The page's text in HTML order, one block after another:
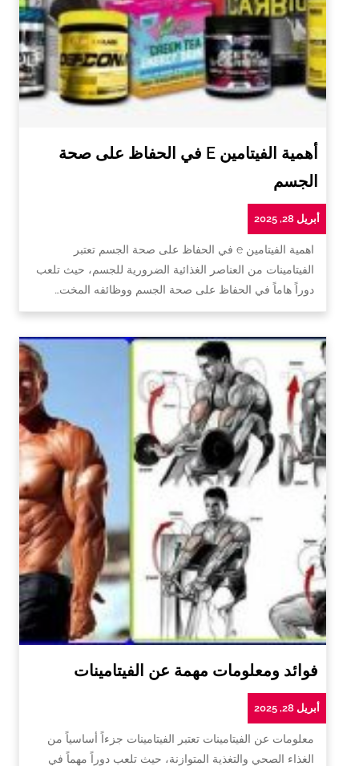
أهمية الفيتامين E في الحفاظ على صحة
الجسم
أبريل 28, 2025
اهمية الفيتامين e في الحفاظ على صحة الجسم تعتبر
الفيتامينات من العناصر الغذائية الضرورية للجسم، حيث تلعب
دوراً هاماً في الحفاظ على صحة الجسم ووظائفه المخت…
فوائد ومعلومات مهمة عن الفيتامينات
أبريل 28, 2025
معلومات عن الفيتامينات تعتبر الفيتامينات جزءاً أساسياً من
الغذاء الصحي والتغذية المتوازنة، حيث تلعب دوراً مهماً في